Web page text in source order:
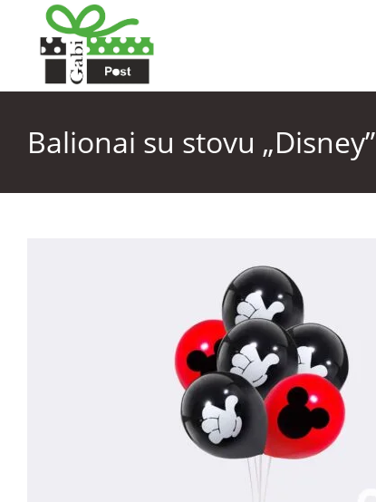
Balionai su stovu „Disney”